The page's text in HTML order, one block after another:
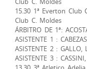
15.30 1ª Everton
Club C. Moldes
ÁRBITRO DE 1ª:
ASISTENTE 1 :
ASISTENTE 2 : GALLO,
ASISTENTE 3 :